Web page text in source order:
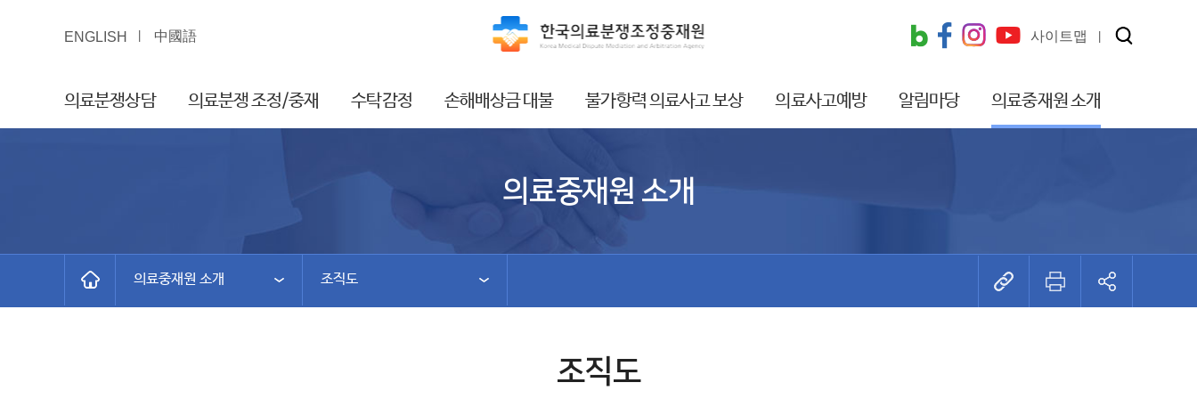
ENGLISH 中國語 사이트맵
의료분쟁상담 의료분쟁 조정/중재 수탁감정 손해배상금 대불 불가항력 의료사고 보상 의료사고예방 알림마당 의료중재원 소개
의료중재원 소개
의료중재원 소개 조직도
조직도